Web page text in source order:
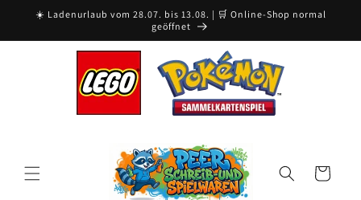
zum
☀️ Ladenurlaub vom 28.07. bis 13.08. | 🛒 Online-Shop normal
geöffnet
Warenkorb